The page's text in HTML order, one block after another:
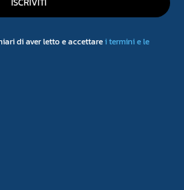
di aver letto e accettarei termini e le